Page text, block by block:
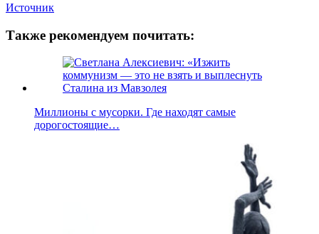
Источник
Также рекомендуем почитать:
Миллионы с мусорки. Где находят самые
дорогостоящие…